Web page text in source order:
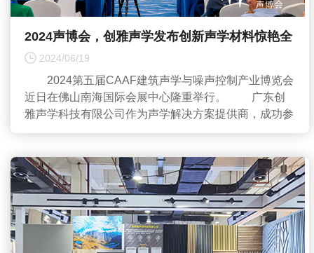
2024声博会，创雅声学发布创新声学材料惊艳全
场 2024/06/19
2024第五届CAAF建筑声学与噪声控制产业博览会
近日在佛山南海国际会展中心隆重举行。 广东创
雅声学科技有限公司作为声学解决方案提供商，成功参
加...